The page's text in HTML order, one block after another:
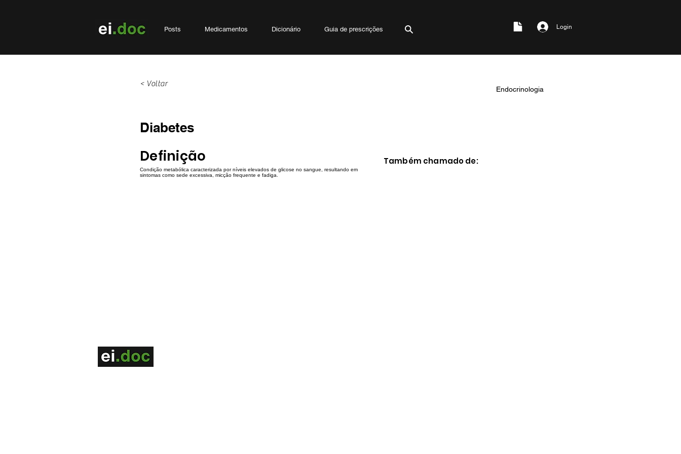
Posts Medicamentos Dicionário Guia de prescrições Login
< Voltar
Endocrinologia
Diabetes
Definição
Condição metabólica caracterizada por níveis elevados de glicose no sangue, resultando em
sintomas como sede excessiva, micção frequente e fadiga.
Também chamado de: